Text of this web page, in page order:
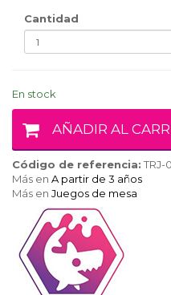
Cantidad
En stock
AÑADIR AL
Código de referencia: TRJ-
Más en A partir de 3 años
Más en Juegos de mesa